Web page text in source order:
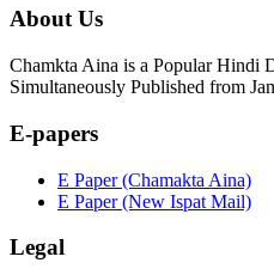
About Us
Chamkta Aina is a Popular Hindi
Simultaneously Published from
E-papers
E Paper (Chamakta Aina)
E Paper (New Ispat Mail)
Legal